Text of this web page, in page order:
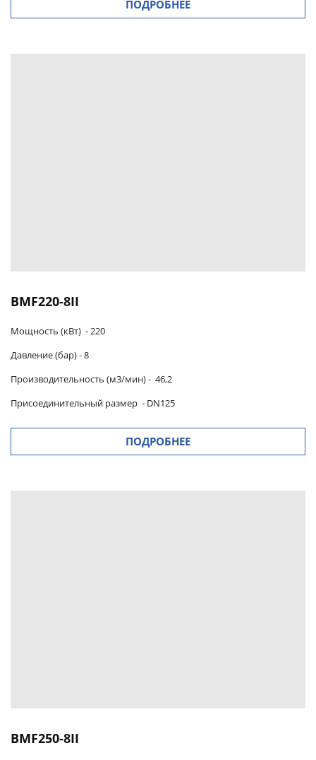
ПОДРОБНЕЕ
BMF220-8II
Мощность (кВт) -220
Давление (бар) -8
Производительность (м3/мин)- 46,2
Присоединительный размер - DN125
ПОДРОБНЕЕ
BМF250-8II